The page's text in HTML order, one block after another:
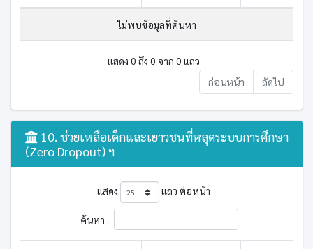
ไม่พบข้อมูลที่ค้นหา
แสดง 0 ถึง 0 จาก 0 แถว
ก่อนหน้า
ถัดไป
10. ช่วยเหลือเด็กและเยาวชนที่หลุดระบบการศึกษา
(Zero Dropout) ฯ
แสดง แถว ต่อหน้า
ค้นหา :